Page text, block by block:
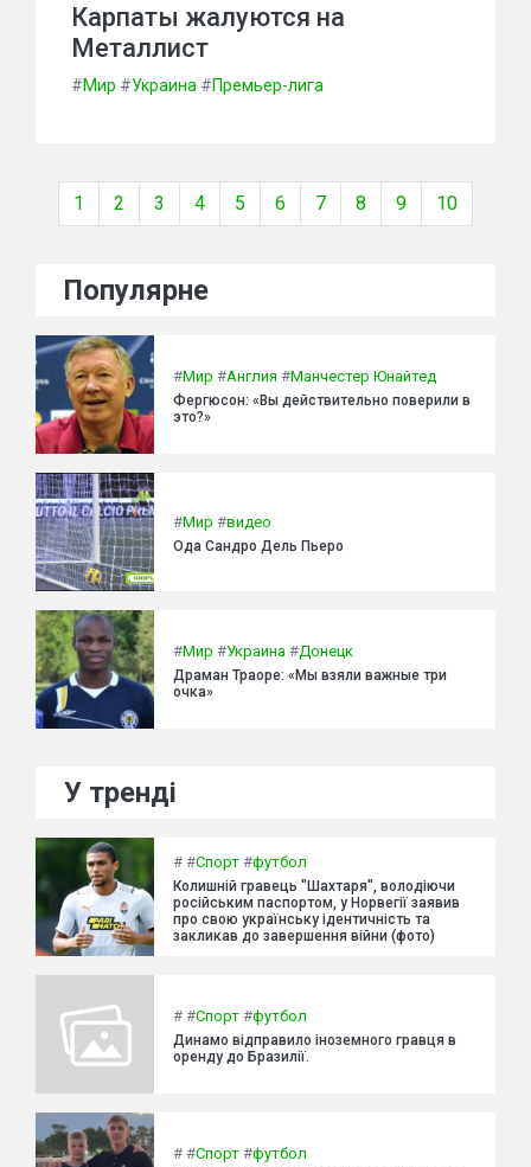
Карпаты жалуются на
Металлист
#Мир #Украина #Премьер-лига
1 2 3 4 5 6 7 8 9 10
Популярне
#Мир #Англия #Манчестер Юнайтед
Фергюсон: «Вы действительно поверили в
это?»
#Мир #видео
Ода Сандро Дель Пьеро
#Мир #Украина #Донецк
Драман Траоре: «Мы взяли важные три
очка»
У тренді
# #Спорт #футбол
Колишній гравець "Шахтаря", володіючи
російським паспортом, у Норвегії заявив
про свою українську ідентичність та
закликав до завершення війни (фото)
# #Спорт #футбол
Динамо відправило іноземного гравця в
оренду до Бразилії.
# #Спорт #футбол